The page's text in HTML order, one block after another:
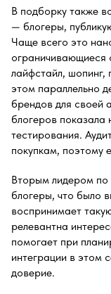
В подборку также
— блогеры,
Чаще всего это
ограничивающиеся
лайфстайл, шопинг,
этом параллельно
брендов для своей
блогеров показала
тестирования.
покупкам, поэтому
Вторым лидером по
блогеры, что было
воспринимает
релевантна
помогает при
интеграции в этом
доверие.